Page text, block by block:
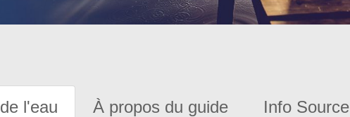
l'eau À propos du guide Info Source